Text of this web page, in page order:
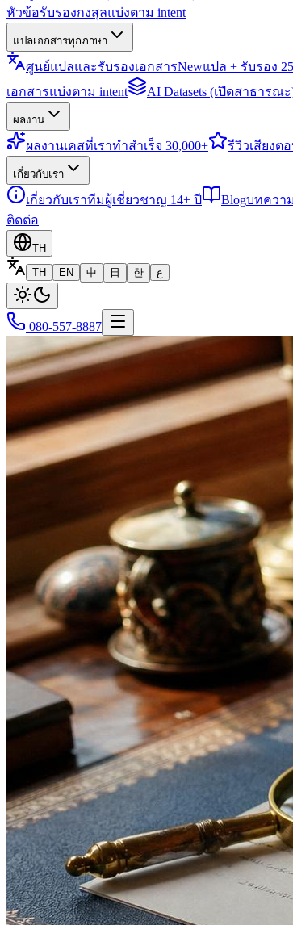
หัวข้อรับรองกงสุลแบ่งตาม intent
แปลเอกสารทุกภาษา
ศูนย์แปลและรับรองเอกสารNewแปล + รับรอง
เอกสารแบ่งตาม intent
AI Datasets (เปิดสาธารณ
ผลงาน
ผลงานเคสที่เราทำสำเร็จ 30,000+ รีวิวเสียงต
เกี่ยวกับเรา
เกี่ยวกับเราทีมผู้เชี่ยวชาญ 14+ ปี Blogบทควา
ติดต่อ
TH
TH
EN 中 日 한 ع
080-557-8887